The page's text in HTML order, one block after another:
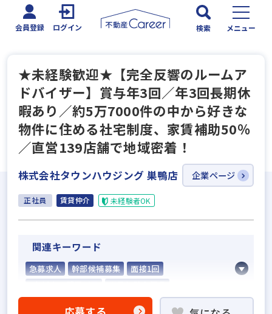
会員登録 ログイン 検索 メニュー
★未経験歓迎★【完全反響のルームア
ドバイザー】賞与年3回／年3回長期休
暇あり／約5万7000件の中から好きな
物件に住める社宅制度、家賃補助50％
／直営139店舗で地域密着！
株式会社タウンハウジング 巣鴨店 企業ページ
正社員 賃貸仲介 未経験者OK
関連キーワード
急募求人 幹部候補募集
面接1回